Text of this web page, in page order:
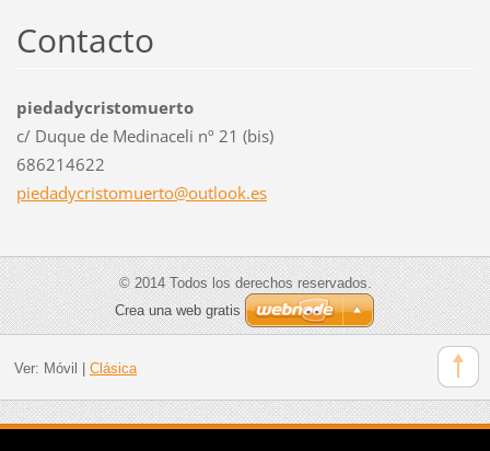
Contacto
piedadycristomuerto
c/ Duque de Medinaceli nº 21 (bis)
686214622
piedadycristomuerto@outlook.es
© 2014 Todos los derechos reservados.
Crea una web gratis
Ver: Móvil Clásica